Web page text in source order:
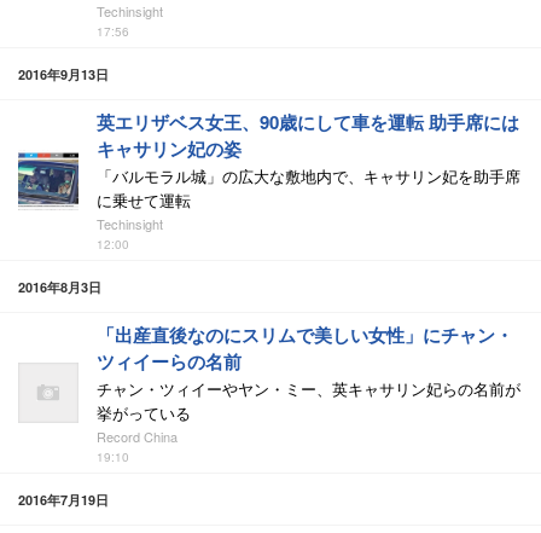
Techinsight
17:56
2016年9月13日
英エリザベス女王、90歳にして車を運転 助手席には
キャサリン妃の姿
「バルモラル城」の広大な敷地内で、キャサリン妃を助手席
に乗せて運転
Techinsight
12:00
2016年8月3日
「出産直後なのにスリムで美しい女性」にチャン・
ツィイーらの名前
チャン・ツィイーやヤン・ミー、英キャサリン妃らの名前が
挙がっている
Record China
19:10
2016年7月19日